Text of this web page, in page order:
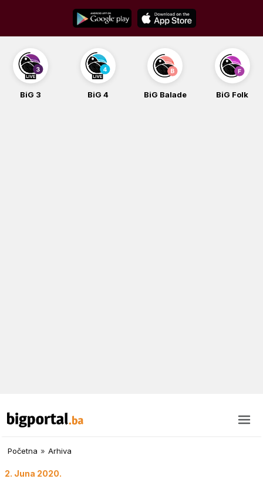
content
BiG 3 BiG 4 BiG Balade BiG Folk
Početna » Arhiva
2. Juna 2020.